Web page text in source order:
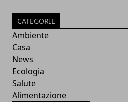
CATEGORIE
Ambiente
Casa
News
Ecologia
Salute
Alimentazione